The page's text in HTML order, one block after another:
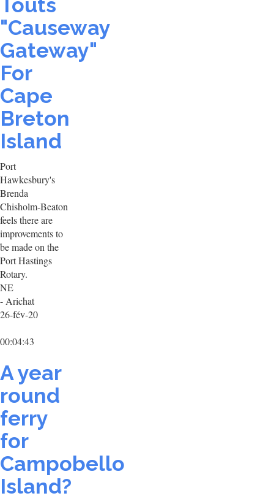
Touts
"Causeway
Gateway"
For
Cape
Breton
Island
Port
Hawkesbury's
Brenda
Chisholm-Beaton
feels there are
improvements to
be made on the
Port Hastings
Rotary.
NE
- Arichat
26-fév-20
00:04:43
A year
round
ferry
for
Campobello
Island?